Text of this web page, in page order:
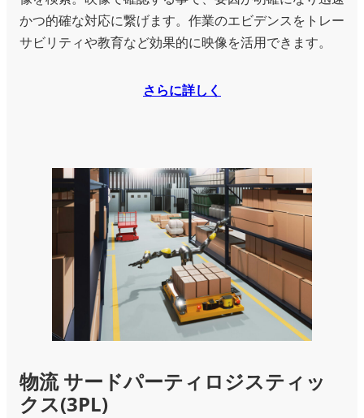
かつ的確な対応に繋げます。作業のエビデンスをトレー
サビリティや教育など効果的に映像を活用できます。
さらに詳しく
物流 サードパーティロジスティッ
クス(3PL)